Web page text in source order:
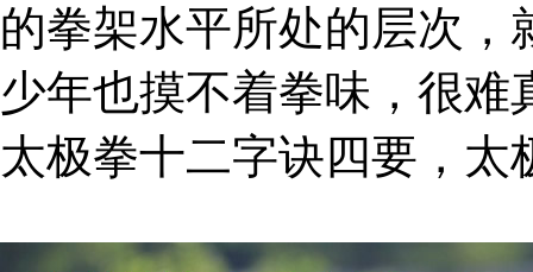
的拳架水平所处的层次
少年也摸不着拳味，很
太极拳十二字诀四要，太